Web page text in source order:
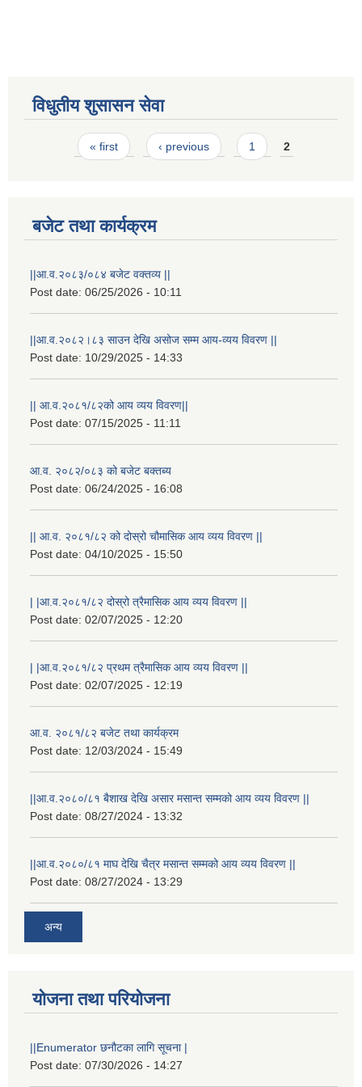
विधुतीय शुसासन सेवा
Pages« first ‹ previous 1 2
बजेट तथा कार्यक्रम
||आ.व.२०८३/०८४ बजेट वक्तव्य ||
Post date: 06/25/2026 - 10:11
||आ.व.२०८२।८३ साउन देखि असोज सम्म आय-व्यय विवरण ||
Post date: 10/29/2025 - 14:33
|| आ.व.२०८१/८२को आय व्यय विवरण||
Post date: 07/15/2025 - 11:11
आ.व. २०८२/०८३ को बजेट बक्तब्य
Post date: 06/24/2025 - 16:08
|| आ.व. २०८१/८२ को दोस्रो चौमासिक आय व्यय विवरण ||
Post date: 04/10/2025 - 15:50
| |आ.व.२०८१/८२ दोस्रो त्रैमासिक आय व्यय विवरण ||
Post date: 02/07/2025 - 12:20
| |आ.व.२०८१/८२ प्रथम त्रैमासिक आय व्यय विवरण ||
Post date: 02/07/2025 - 12:19
आ.व. २०८१/८२ बजेट तथा कार्यक्रम
Post date: 12/03/2024 - 15:49
||आ.व.२०८०/८१ बैशाख देखि असार मसान्त सम्मको आय व्यय विवरण ||
Post date: 08/27/2024 - 13:32
||आ.व.२०८०/८१ माघ देखि चैत्र मसान्त सम्मको आय व्यय विवरण ||
Post date: 08/27/2024 - 13:29
अन्य
योजना तथा परियोजना
||Enumerator छनौटका लागि सूचना |
Post date: 07/30/2026 - 14:27